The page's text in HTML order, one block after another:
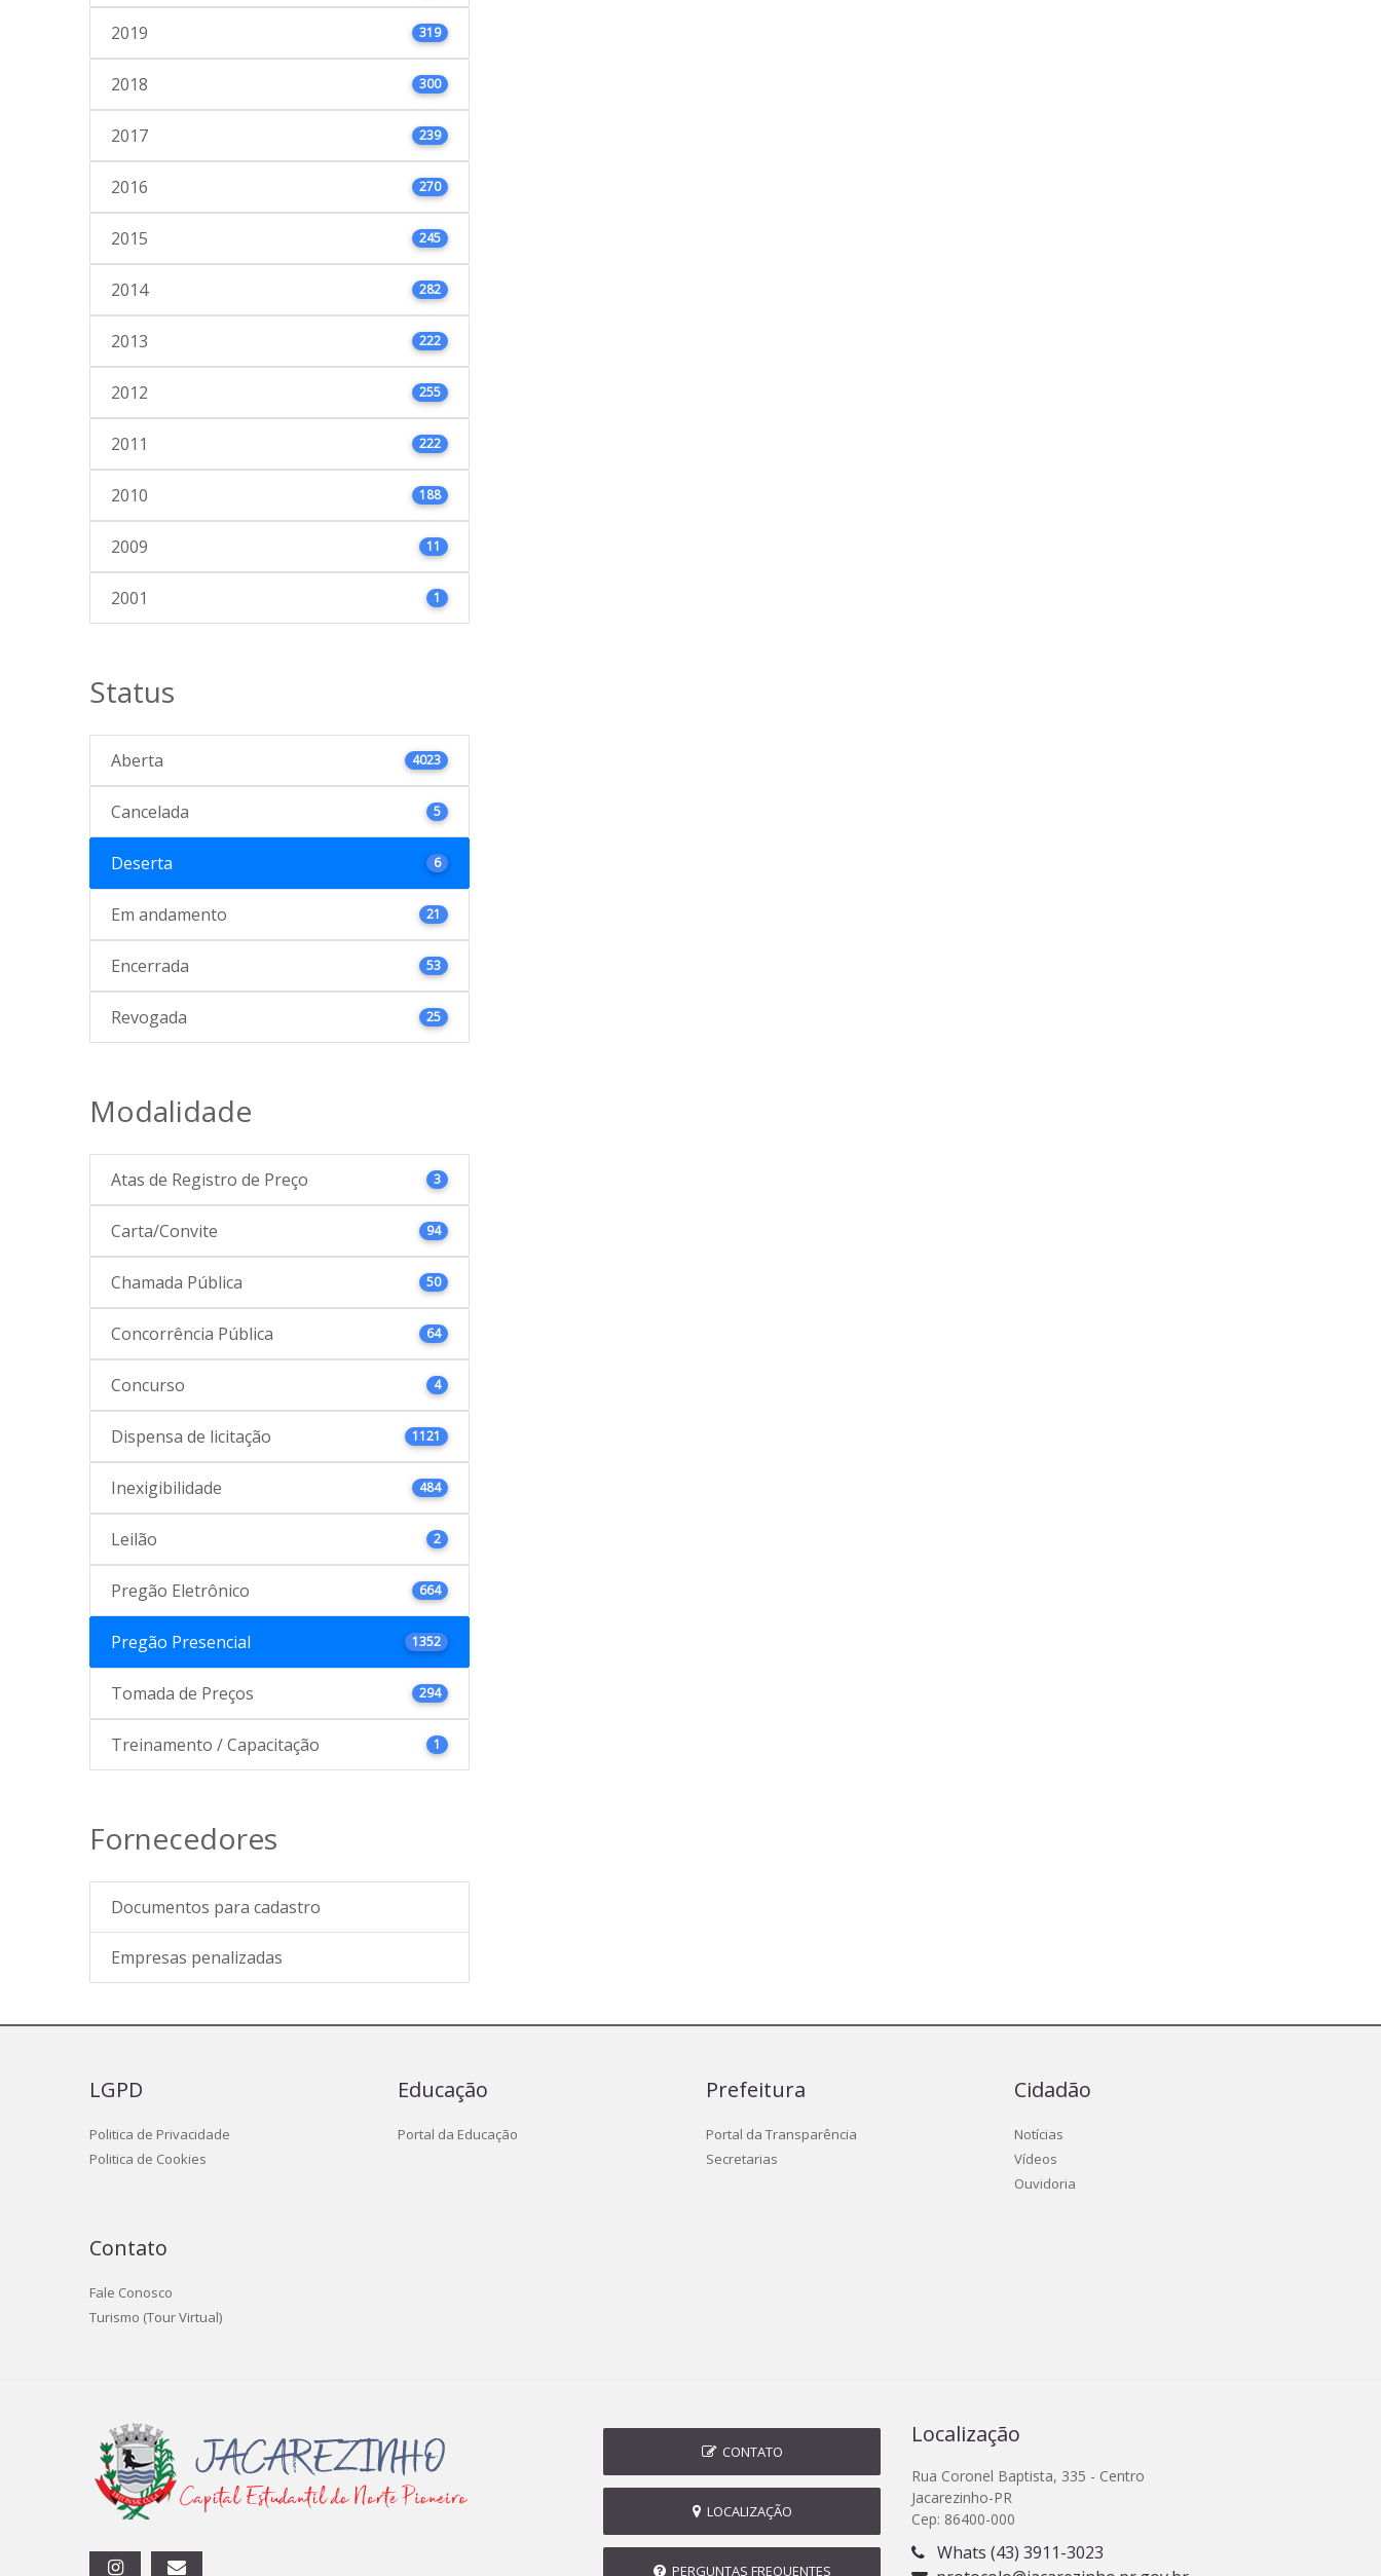
2019 319
2018 300
2017 239
2016 270
2015 245
2014 282
2013 222
2012 255
2011 222
2010 188
2009 11
2001 1
Status
Aberta 4023
Cancelada 5
Deserta 6
Em andamento 21
Encerrada 53
Revogada 25
Modalidade
Atas de Registro de Preço 3
Carta/Convite 94
Chamada Pública 50
Concorrência Pública 64
Concurso 4
Dispensa de licitação 1121
Inexigibilidade 484
Leilão 2
Pregão Eletrônico 664
Pregão Presencial 1352
Tomada de Preços 294
Treinamento / Capacitação 1
Fornecedores
Documentos para cadastro
Empresas penalizadas
LGPD
Politica de Privacidade
Politica de Cookies
Educação
Portal da Educação
Prefeitura
Portal da Transparência
Secretarias
Cidadão
Notícias
Vídeos
Ouvidoria
Contato
Fale Conosco
Turismo (Tour Virtual)
CONTATO
LOCALIZAÇÃO
PERGUNTAS FREQUENTES
Localização
Rua Coronel Baptista, 335 - Centro
Jacarezinho-PR
Cep: 86400-000
Whats (43) 3911-3023